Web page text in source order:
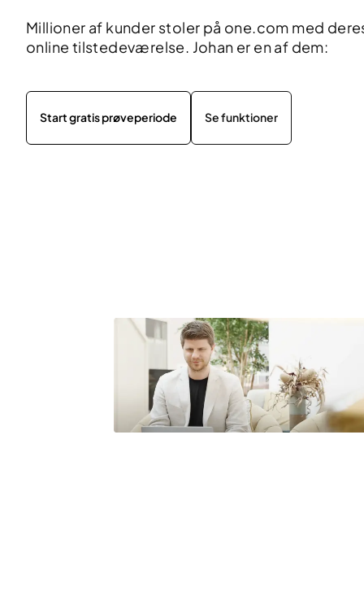
Millioner af kunder stoler på one.com med
online tilstedeværelse. Johan er en af dem:
Start gratis prøveperiode Se funktioner